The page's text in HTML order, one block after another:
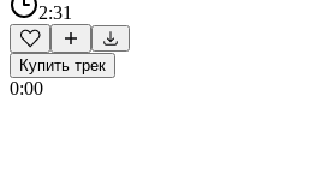
2:31
Купить трек
0:00